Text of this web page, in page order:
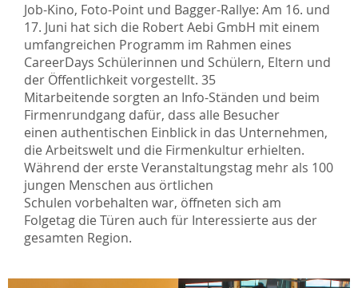
Job-Kino, Foto-Point und Bagger-Rallye: Am 16. und
17. Juni hat sich die Robert Aebi GmbH mit einem
umfangreichen Programm im Rahmen eines
CareerDays Schülerinnen und Schülern, Eltern und
der Öffentlichkeit vorgestellt. 35
Mitarbeitende sorgten an Info-Ständen und beim
Firmenrundgang dafür, dass alle Besucher
einen authentischen Einblick in das Unternehmen,
die Arbeitswelt und die Firmenkultur erhielten.
Während der erste Veranstaltungstag mehr als 100
jungen Menschen aus örtlichen
Schulen vorbehalten war, öffneten sich am
Folgetag die Türen auch für Interessierte aus der
gesamten Region.